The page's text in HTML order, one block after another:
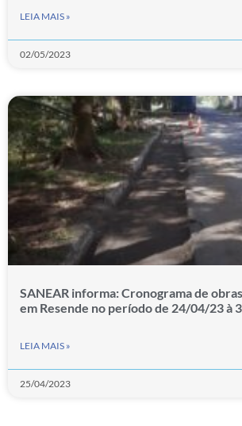
LEIA MAIS »
02/05/2023
SANEAR informa: Cronograma de
em Resende no período de 24/04/23 à
LEIA MAIS »
25/04/2023